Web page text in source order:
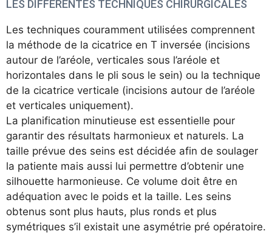
LES DIFFÉRENTES TECHNIQUES CHIRURGICALES
Les techniques couramment utilisées comprennent
la méthode de la cicatrice en T inversée (incisions
autour de l’aréole, verticales sous l’aréole et
horizontales dans le pli sous le sein) ou la technique
de la cicatrice verticale (incisions autour de l’aréole
et verticales uniquement).
La planification minutieuse est essentielle pour
garantir des résultats harmonieux et naturels. La
taille prévue des seins est décidée afin de soulager
la patiente mais aussi lui permettre d’obtenir une
silhouette harmonieuse. Ce volume doit être en
adéquation avec le poids et la taille. Les seins
obtenus sont plus hauts, plus ronds et plus
symétriques s’il existait une asymétrie pré opératoire.